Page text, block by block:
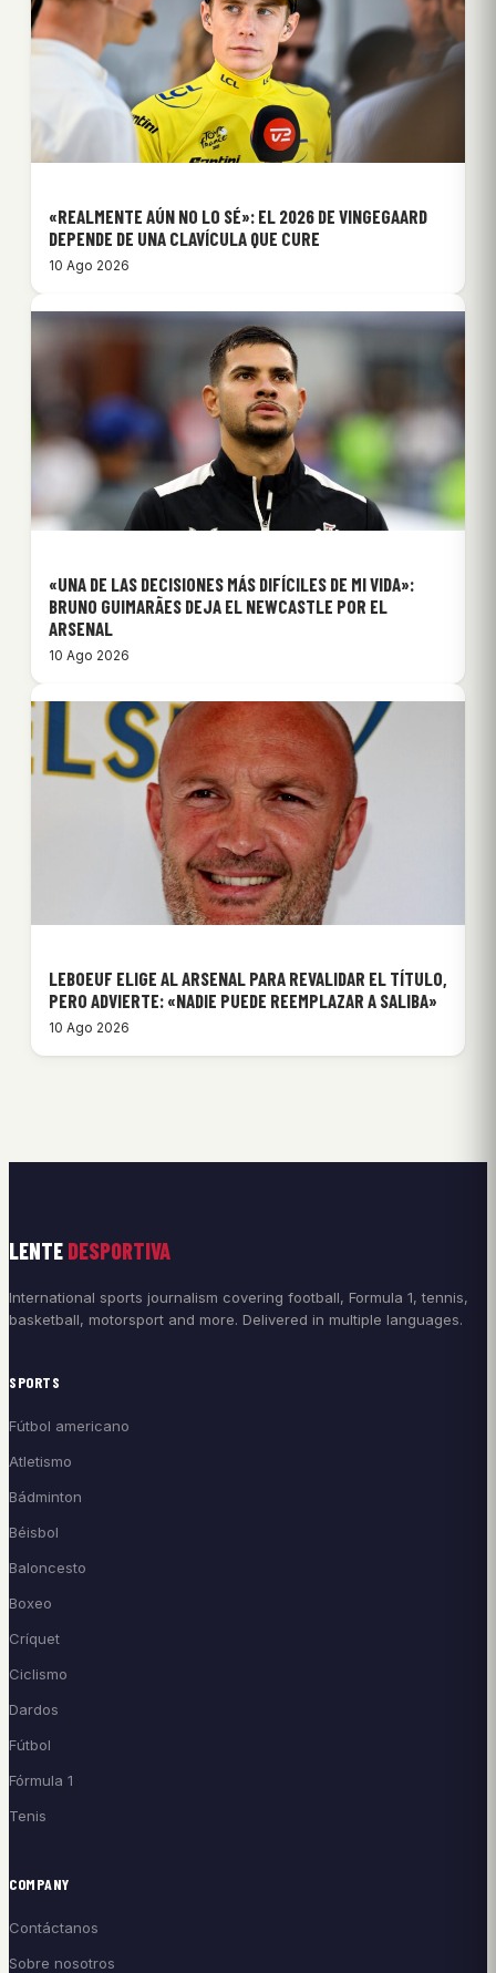
«REALMENTE AÚN NO LO SÉ»: EL 2026 DE VINGEGAARD
DEPENDE DE UNA CLAVÍCULA QUE CURE
10 Ago 2026
«UNA DE LAS DECISIONES MÁS DIFÍCILES DE MI VIDA»:
BRUNO GUIMARÃES DEJA EL NEWCASTLE POR EL
ARSENAL
10 Ago 2026
LEBOEUF ELIGE AL ARSENAL PARA REVALIDAR EL TÍTULO,
PERO ADVIERTE: «NADIE PUEDE REEMPLAZAR A SALIBA»
10 Ago 2026
LENTE DESPORTIVA
International sports journalism covering football, Formula 1, tennis,
basketball, motorsport and more. Delivered in multiple languages.
SPORTS
Fútbol americano
Atletismo
Bádminton
Béisbol
Baloncesto
Boxeo
Críquet
Ciclismo
Dardos
Fútbol
Fórmula 1
Tenis
COMPANY
Contáctanos
Sobre nosotros